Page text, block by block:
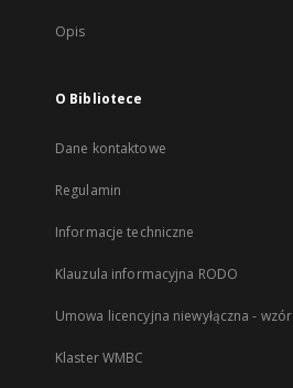
Opis
O Bibliotece
Dane kontaktowe
Regulamin
Informacje techniczne
Klauzula informacyjna RODO
Umowa licencyjna niewyłączna - wzór
Klaster WMBC